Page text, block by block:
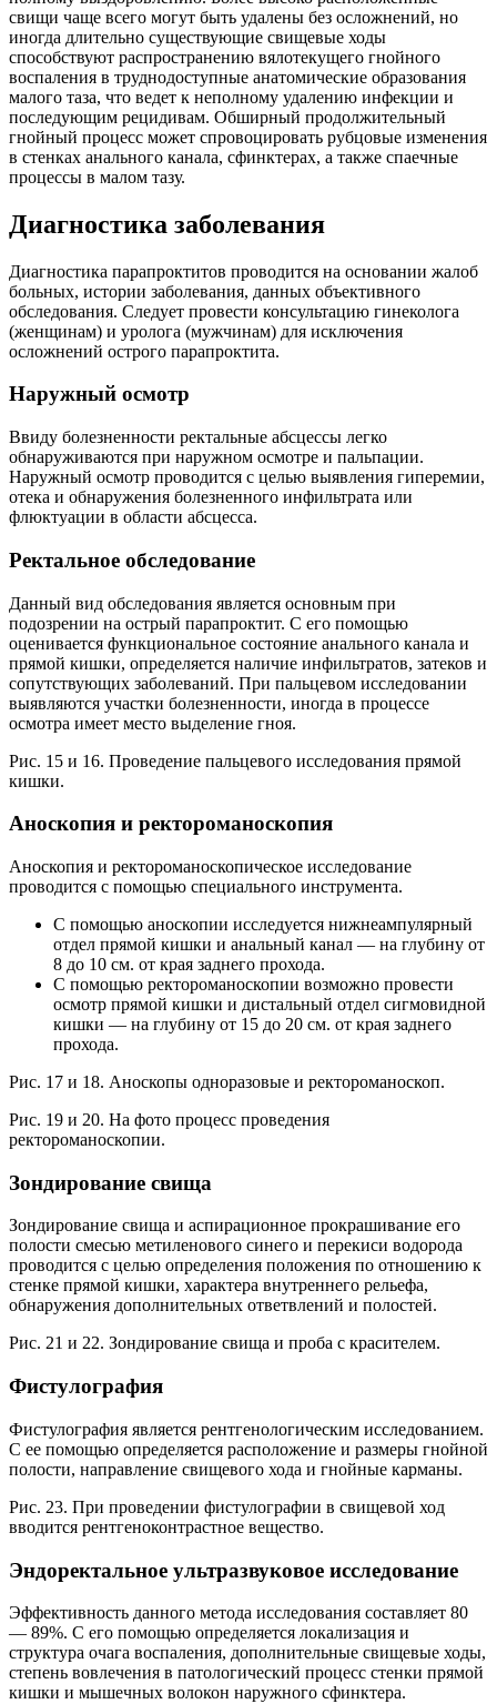
свищи чаще всего могут быть удалены без осложнений, но
иногда длительно существующие свищевые ходы
способствуют распространению вялотекущего гнойного
воспаления в труднодоступные анатомические образования
малого таза, что ведет к неполному удалению инфекции и
последующим рецидивам. Обширный продолжительный
гнойный процесс может спровоцировать рубцовые изменения
в стенках анального канала, сфинктерах, а также спаечные
процессы в малом тазу.
Диагностика заболевания
Диагностика парапроктитов проводится на основании жалоб
больных, истории заболевания, данных объективного
обследования. Следует провести консультацию гинеколога
(женщинам) и уролога (мужчинам) для исключения
осложнений острого парапроктита.
Наружный осмотр
Ввиду болезненности ректальные абсцессы легко
обнаруживаются при наружном осмотре и пальпации.
Наружный осмотр проводится с целью выявления гиперемии,
отека и обнаружения болезненного инфильтрата или
флюктуации в области абсцесса.
Ректальное обследование
Данный вид обследования является основным при
подозрении на острый парапроктит. С его помощью
оценивается функциональное состояние анального канала и
прямой кишки, определяется наличие инфильтратов, затеков и
сопутствующих заболеваний. При пальцевом исследовании
выявляются участки болезненности, иногда в процессе
осмотра имеет место выделение гноя.
Рис. 15 и 16. Проведение пальцевого исследования прямой
кишки.
Аноскопия и ректороманоскопия
Аноскопия и ректороманоскопическое исследование
проводится с помощью специального инструмента.
С помощью аноскопии исследуется нижнеампулярный
отдел прямой кишки и анальный канал — на глубину от
8 до 10 см. от края заднего прохода.
С помощью ректороманоскопии возможно провести
осмотр прямой кишки и дистальный отдел сигмовидной
кишки — на глубину от 15 до 20 см. от края заднего
прохода.
Рис. 17 и 18. Аноскопы одноразовые и ректороманоскоп.
Рис. 19 и 20. На фото процесс проведения
ректороманоскопии.
Зондирование свища
Зондирование свища и аспирационное прокрашивание его
полости смесью метиленового синего и перекиси водорода
проводится с целью определения положения по отношению к
стенке прямой кишки, характера внутреннего рельефа,
обнаружения дополнительных ответвлений и полостей.
Рис. 21 и 22. Зондирование свища и проба с красителем.
Фистулография
Фистулография является рентгенологическим исследованием.
С ее помощью определяется расположение и размеры гнойной
полости, направление свищевого хода и гнойные карманы.
Рис. 23. При проведении фистулографии в свищевой ход
вводится рентгеноконтрастное вещество.
Эндоректальное ультразвуковое исследование
Эффективность данного метода исследования составляет 80
— 89%. С его помощью определяется локализация и
структура очага воспаления, дополнительные свищевые ходы,
степень вовлечения в патологический процесс стенки прямой
кишки и мышечных волокон наружного сфинктера.